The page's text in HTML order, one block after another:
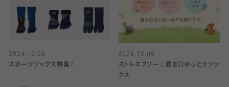
2024.12.08
スポーツソックス特集！
2024.12.08
ストレスフリー☆履き口ゆったりソッ
クス